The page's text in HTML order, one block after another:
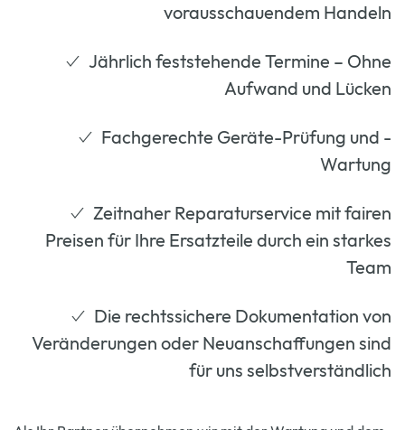
vorausschauendem Handeln
Jährlich feststehende Termine – Ohne
Aufwand und Lücken
Fachgerechte Geräte-Prüfung und -
Wartung
Zeitnaher Reparaturservice mit fairen
Preisen für Ihre Ersatzteile durch ein starkes
Team
Die rechtssichere Dokumentation von
Veränderungen oder Neuanschaffungen sind
für uns selbstverständlich